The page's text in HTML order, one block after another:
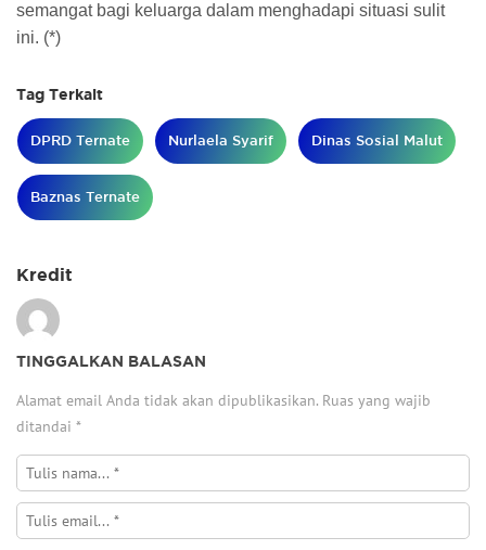
semangat bagi keluarga dalam menghadapi situasi sulit
ini. (*)
Tag Terkait
DPRD Ternate Nurlaela Syarif Dinas Sosial Malut
Baznas Ternate
Kredit
TINGGALKAN BALASAN
Alamat email Anda tidak akan dipublikasikan. Ruas yang wajib
ditandai *